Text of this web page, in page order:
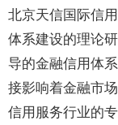
北京天信国际信
体系建设的理论
导的金融信用体
接影响着金融市
信用服务行业的